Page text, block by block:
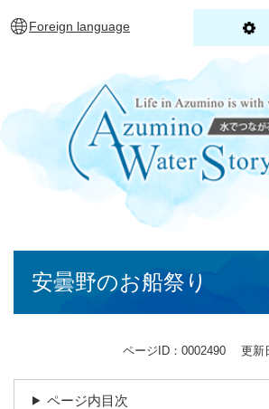
ー
で
メニューを飛ばして本文
Foreign language
安曇野のお船祭り
ページID：0002490 更新
ページ内目次